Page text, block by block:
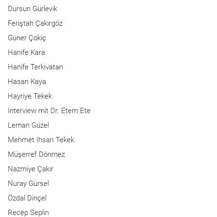
Dursun Gürlevik
Feriştah Çakırgöz
Güner Çokiç
Hanife Kara
Hanife Terkivatan
Hasan Kaya
Hayriye Tekek
Interview mit Dr. Etem Ete
Leman Güzel
Mehmet Ihsan Tekek
Müşerref Dönmez
Nazmiye Çakır
Nuray Gürsel
Özdal Dinçel
Recep Seplin